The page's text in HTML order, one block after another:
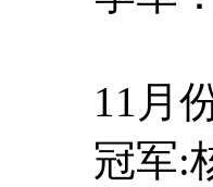
11月
冠军:核